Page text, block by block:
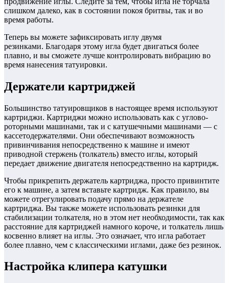
слишком далеко, как в состоянии покоя бритвы, так и во
время работы.
Теперь вы можете зафиксировать иглу двумя
резинками. Благодаря этому игла будет двигаться более
плавно, и вы сможете лучше контролировать вибрацию во
время нанесения татуировки.
Держатели картриджей
Большинство татуировщиков в настоящее время используют
картриджи. Картриджи можно использовать как с углово-
роторными машинами, так и с катушечными машинами — с
кассетодержателями. Они обеспечивают возможность
привинчивания непосредственно к машине и имеют
приводной стержень (толкатель) вместо иглы, который
передает движение двигателя непосредственно на картридж.
Чтобы прикрепить держатель картриджа, просто привинтите
его к машине, а затем вставьте картридж. Как правило, вы
можете отрегулировать подачу прямо на держателе
картриджа. Вы также можете использовать резинки для
стабилизации толкателя, но в этом нет необходимости, так как
расстояние для картриджей намного короче, и толкатель лишь
косвенно влияет на иглы. Это означает, что игла работает
более плавно, чем с классическими иглами, даже без резинок.
Настройка клипера катушки